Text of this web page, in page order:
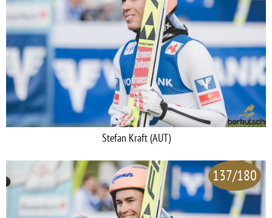
Stefan Kraft (AUT)
137/180